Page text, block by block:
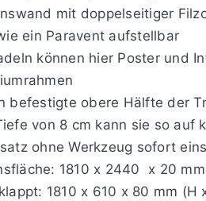
mit doppelseitiger
ein Paravent aufstellbar
können hier Poster und
befestigte obere Hälfte der
von 8 cm kann sie so
ohne Werkzeug sofort
1810 x 2440 x 20
1810 x 610 x 80 mm (H